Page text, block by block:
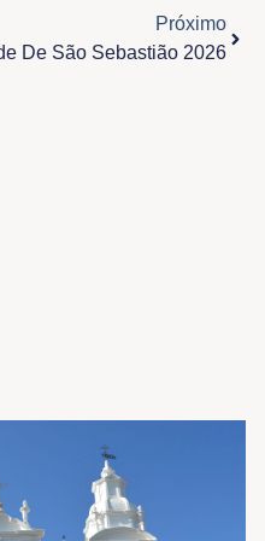
Próximo
De São Sebastião 2026